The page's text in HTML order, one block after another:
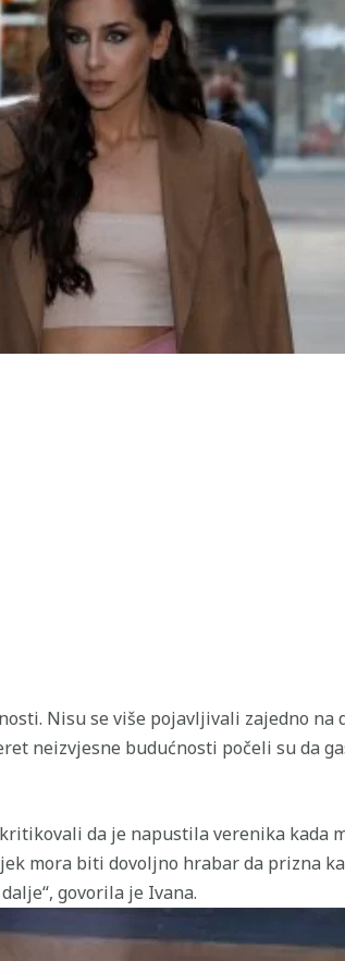
Nisu se više pojavljivali zajedno na
neizvjesne budućnosti počeli su da
da je napustila verenika kada
mora biti dovoljno hrabar da prizna
govorila je Ivana.